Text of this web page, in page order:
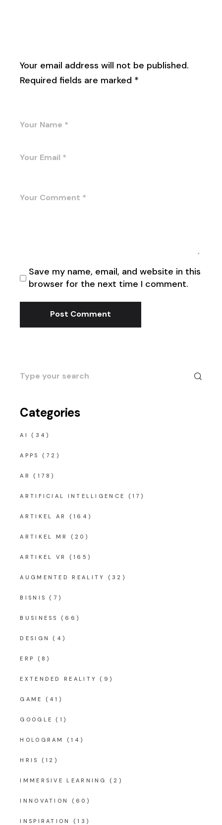
Your email address will not be published.
Required fields are marked *
Save my name, email, and website in this
browser for the next time I comment.
Post Comment
Search
for:
Categories
AI (34)
APPS (72)
AR (178)
ARTIFICIAL INTELLIGENCE (17)
ARTIKEL AR (164)
ARTIKEL MR (20)
ARTIKEL VR (165)
AUGMENTED REALITY (32)
BISNIS (7)
BUSINESS (66)
DESIGN (4)
ERP (8)
EXTENDED REALITY (9)
GAME (41)
GOOGLE (1)
HOLOGRAM (14)
HRIS (12)
IMMERSIVE LEARNING (2)
INNOVATION (60)
INSPIRATION (13)